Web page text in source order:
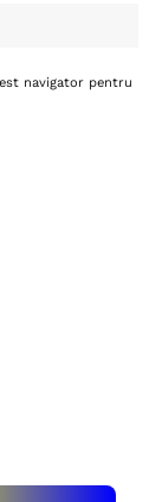
navigator pentru